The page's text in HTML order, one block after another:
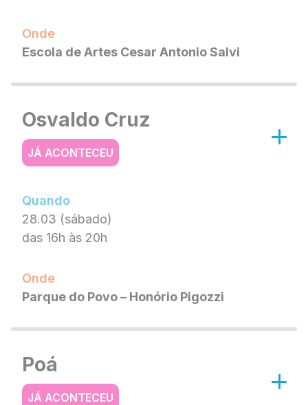
Onde
Escola de Artes Cesar Antonio Salvi
Osvaldo Cruz
JÁ ACONTECEU
Quando
28.03 (sábado)
das 16h às 20h
Onde
Parque do Povo – Honório Pigozzi
Poá
JÁ ACONTECEU